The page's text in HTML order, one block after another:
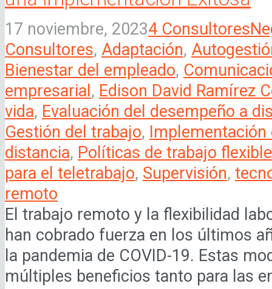
17 noviembre, 20234 Consultores
Consultores, Adaptación,
Bienestar del empleado,
empresarial , Edison David Ramírez
vida, Evaluación del desempeño a
Gestión del trabajo, Implementación
distancia, Políticas de trabajo
para el teletrabajo, Supervisión,
remoto
El trabajo remoto y la flexibilidad
han cobrado fuerza en los últimos
la pandemia de COVID-19. Estas
múltiples beneficios tanto para las